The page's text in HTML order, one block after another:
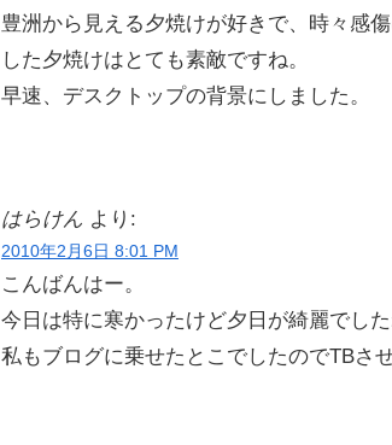
豊洲から見える夕焼けが好きで、時々感
した夕焼けはとても素敵ですね。
早速、デスクトップの背景にしました。
はらけん より:
2010年2月6日 8:01 PM
こんばんはー。
今日は特に寒かったけど夕日が綺麗でし
私もブログに乗せたとこでしたのでTBさ